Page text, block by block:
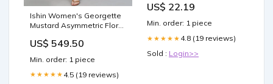
Ishin Women's Georgette
Mustard Asymmetric Floral
US$ 549.50
Min. order: 1 piece
★★★★★ 4.5 (19 reviews)
US$ 22.19
Min. order: 1 piece
★★★★★ 4.8 (19 reviews)
Sold : Login>>